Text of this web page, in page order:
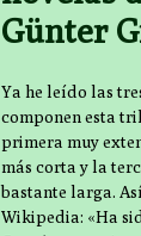
Günter
Ya he leído las
componen esta
primera muy
más corta y la
bastante larga.
Wikipedia: «Ha